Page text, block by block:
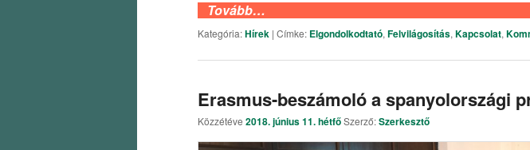
Tovább…
Kategória:Hírek | Címke: Elgondolkodtató, Felvilágosítás, Kapcsolat,
Erasmus-beszámoló a spanyolországi
Közzétéve 2018. június 11. hétfőSzerző:Szerkesztő